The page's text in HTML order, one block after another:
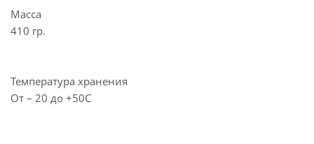
Масса
410 гр.
Температура хранения
От – 20 до +50С